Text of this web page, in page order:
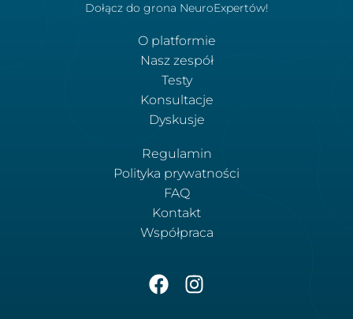
Dołącz do grona NeuroExpertów!
O platformie
Nasz zespół
Testy
Konsultacje
Dyskusje
Regulamin
Polityka prywatności
FAQ
Kontakt
Współpraca